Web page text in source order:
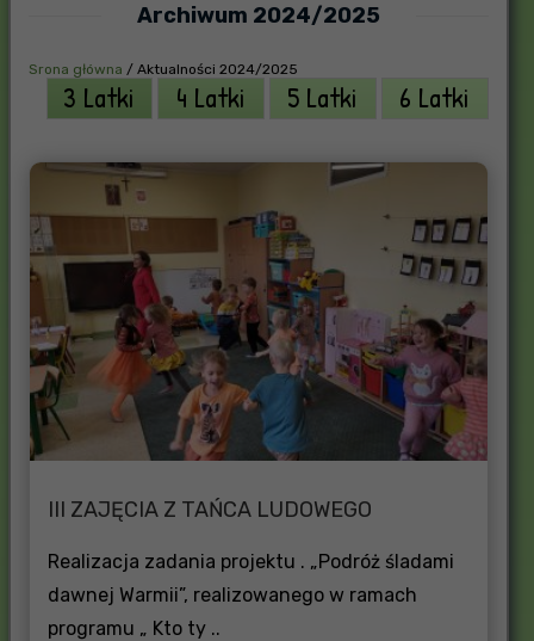
Archiwum 2024/2025
Srona główna / Aktualności 2024/2025
3 Latki 4 Latki 5 Latki 6 Latki
III ZAJĘCIA Z TAŃCA LUDOWEGO
Realizacja zadania projektu . „Podróż śladami
dawnej Warmii”, realizowanego w ramach
programu „ Kto ty ..